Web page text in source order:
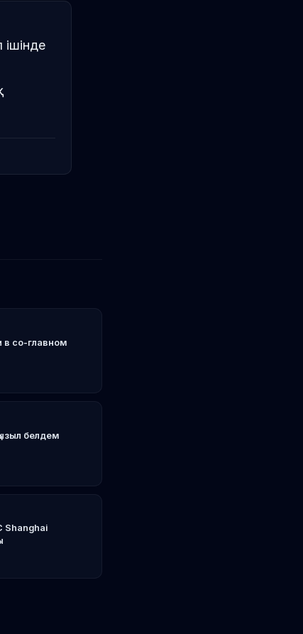
со-главном
белдем
Shanghai